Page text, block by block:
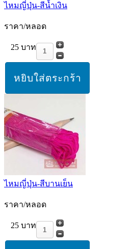
ไหมญี่ปุ่น-สีน้ำเงิน
ราคา/หลอด
25 บาท
ไหมญี่ปุ่น-สีบานเย็น
ราคา/หลอด
25 บาท